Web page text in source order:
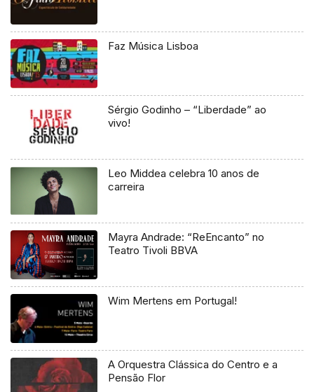
Faz Música Lisboa
Sérgio Godinho – “Liberdade” ao
vivo!
Leo Middea celebra 10 anos de
carreira
Mayra Andrade: “ReEncanto” no
Teatro Tivoli BBVA
Wim Mertens em Portugal!
A Orquestra Clássica do Centro e a
Pensão Flor